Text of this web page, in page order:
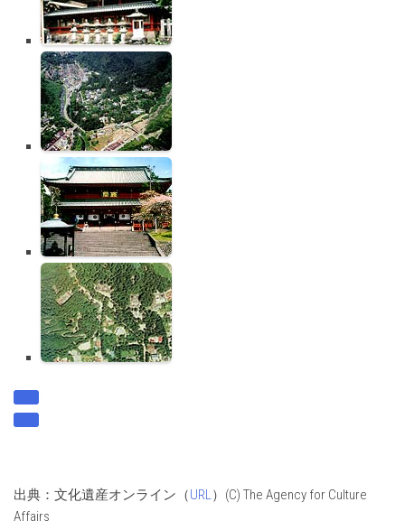
出典：文化遺産オンライン（URL）(C) The Agency for Culture
Affairs